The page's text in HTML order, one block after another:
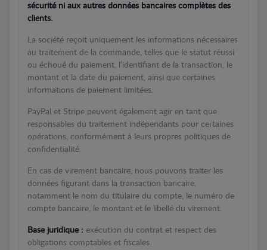
sécurité ni aux autres données bancaires complètes des
clients.
La société reçoit uniquement les informations nécessaires
au traitement de la commande, telles que le statut réussi
ou échoué du paiement, l’identifiant de la transaction, le
montant et la date du paiement, ainsi que certaines
informations de paiement limitées.
PayPal et Stripe peuvent également agir en tant que
responsables du traitement indépendants pour certaines
opérations, conformément à leurs propres politiques de
confidentialité.
En cas de virement bancaire, nous pouvons traiter les
données figurant dans la transaction bancaire,
notamment le nom du titulaire du compte, le numéro de
compte bancaire, le montant et le libellé du virement.
Base juridique : exécution du contrat et respect des
obligations comptables et fiscales.